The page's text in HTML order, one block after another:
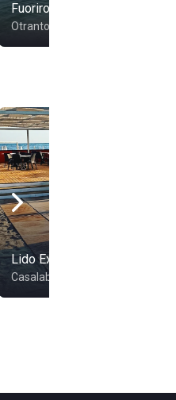
Fuorirotta Beach
Otranto
Lido Exotic
Casalabate